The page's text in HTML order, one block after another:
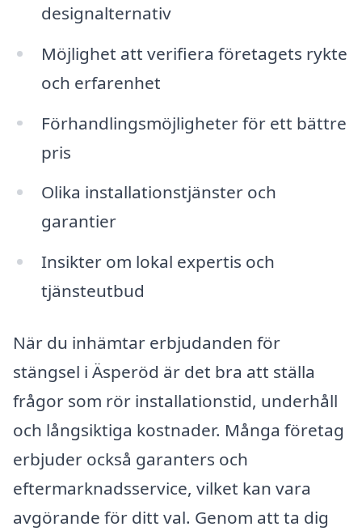
designalternativ
Möjlighet att verifiera företagets rykte
och erfarenhet
Förhandlingsmöjligheter för ett bättre
pris
Olika installationstjänster och
garantier
Insikter om lokal expertis och
tjänsteutbud
När du inhämtar erbjudanden för
stängsel i Äsperöd är det bra att ställa
frågor som rör installationstid, underhåll
och långsiktiga kostnader. Många företag
erbjuder också garanters och
eftermarknadsservice, vilket kan vara
avgörande för ditt val. Genom att ta dig